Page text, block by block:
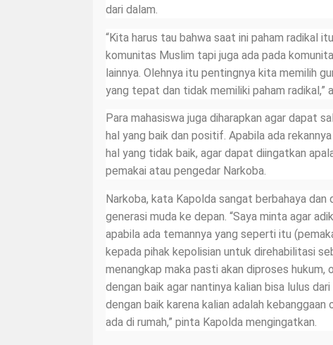
dari dalam.
“Kita harus tau bahwa saat ini paham radikal
komunitas Muslim tapi juga ada pada
lainnya. Olehnya itu pentingnya kita memilih
yang tepat dan tidak memiliki paham radikal,”
Para mahasiswa juga diharapkan agar dapat
hal yang baik dan positif. Apabila ada
hal yang tidak baik, agar dapat diingatkan
pemakai atau pengedar Narkoba.
Narkoba, kata Kapolda sangat berbahaya dan
generasi muda ke depan. “Saya minta agar
apabila ada temannya yang seperti itu
kepada pihak kepolisian untuk direhabilitasi
menangkap maka pasti akan diproses hukum,
dengan baik agar nantinya kalian bisa lulus
dengan baik karena kalian adalah kebanggaan
ada di rumah,” pinta Kapolda mengingatkan.